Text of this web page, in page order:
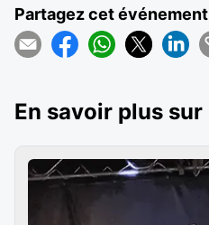
Partagez cet événement
En savoir plus sur